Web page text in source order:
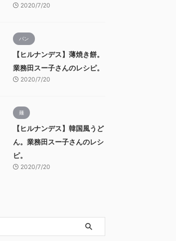
2020/7/20
パン
【ヒルナンデス】薄焼き餅。
業務田スー子さんのレシピ。
2020/7/20
麺
【ヒルナンデス】韓国風うど
ん。業務田スー子さんのレシ
ピ。
2020/7/20